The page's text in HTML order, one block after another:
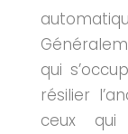
qui
résilier
ceux qui